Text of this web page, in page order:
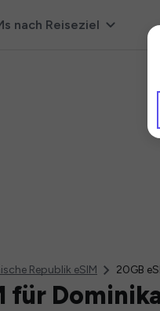
nach Reiseziel
Republik eSIM 20GB
für